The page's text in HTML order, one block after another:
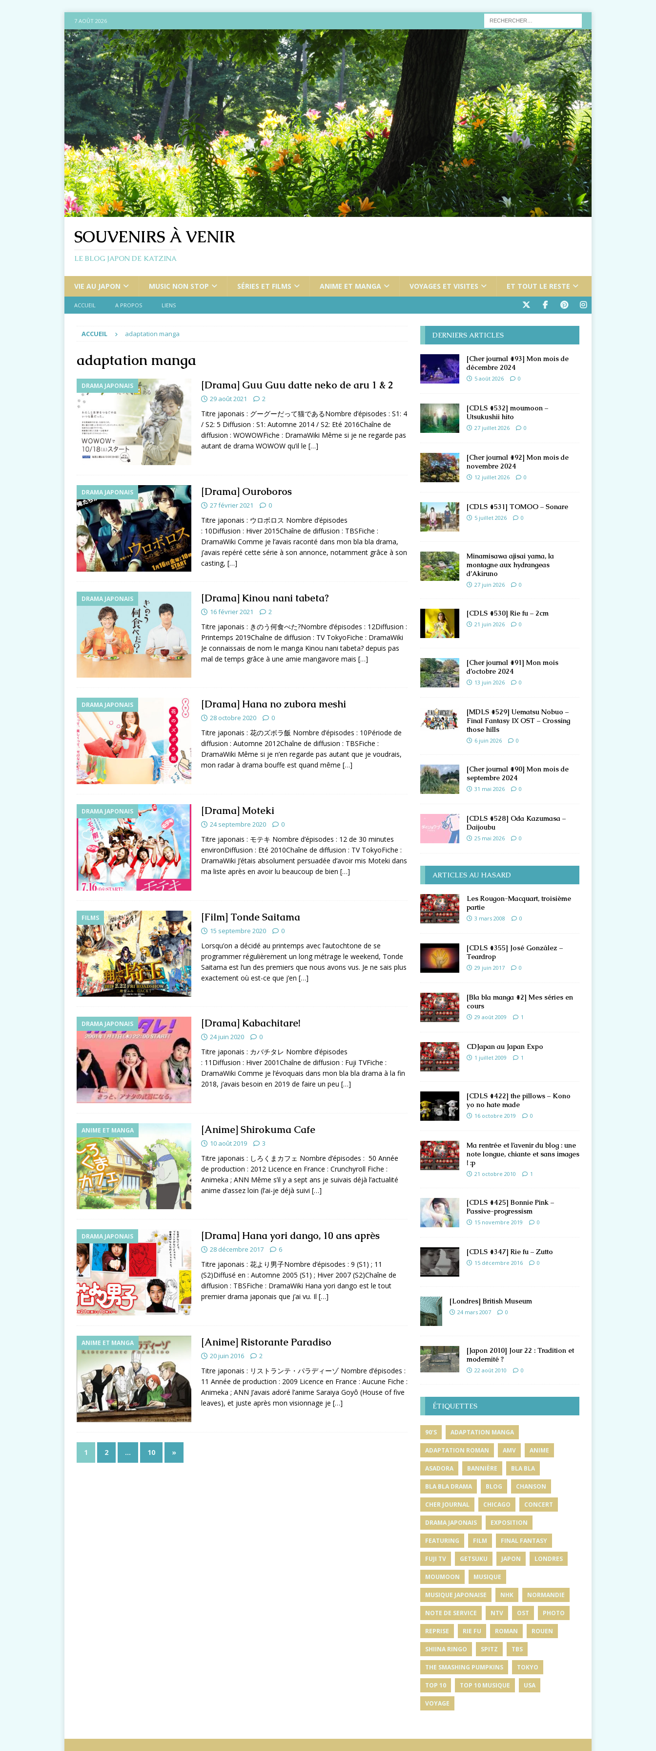
7 AOÛT 2026
SOUVENIRS À VENIR
LE BLOG JAPON DE KATZINA
VIE AU JAPON MUSIC NON STOP SÉRIES ET FILMS ANIME ET MANGA VOYAGES ET VISITES ET TOUT LE RESTE
ACCUEIL A PROPOS LIENS
ACCUEIL adaptation manga
adaptation manga
DRAMA JAPONAIS [Drama] Guu Guu datte neko de aru 1 & 2
29 août 2021 2
Titre japonais : グーグーだって猫であるNombre d’épisodes : S1: 4
/ S2: 5 Diffusion : S1: Automne 2014 / S2: Eté 2016Chaîne de
diffusion : WOWOWFiche : DramaWiki Même si je ne regarde pas
autant de drama WOWOW qu’il le […]
DRAMA JAPONAIS [Drama] Ouroboros
27 février 2021 0
Titre japonais : ウロボロス Nombre d’épisodes
: 10Diffusion : Hiver 2015Chaîne de diffusion : TBSFiche :
DramaWiki Comme je l’avais raconté dans mon bla bla drama,
j’avais repéré cette série à son annonce, notamment grâce à son
casting, […]
DRAMA JAPONAIS [Drama] Kinou nani tabeta?
16 février 2021 2
Titre japonais : きのう何食べた?Nombre d’épisodes : 12Diffusion :
Printemps 2019Chaîne de diffusion : TV TokyoFiche : DramaWiki
Je connaissais de nom le manga Kinou nani tabeta? depuis pas
mal de temps grâce à une amie mangavore mais […]
DRAMA JAPONAIS [Drama] Hana no zubora meshi
28 octobre 2020 0
Titre japonais : 花のズボラ飯 Nombre d’épisodes : 10Période de
diffusion : Automne 2012Chaîne de diffusion : TBSFiche :
DramaWiki Même si je n’en regarde pas autant que je voudrais,
mon radar à drama bouffe est quand même […]
DRAMA JAPONAIS [Drama] Moteki
24 septembre 2020 0
Titre japonais : モテキ Nombre d’épisodes : 12 de 30 minutes
environDiffusion : Eté 2010Chaîne de diffusion : TV TokyoFiche :
DramaWiki J’étais absolument persuadée d’avoir mis Moteki dans
ma liste après en avoir lu beaucoup de bien […]
FILMS [Film] Tonde Saitama
15 septembre 2020 0
Lorsqu’on a décidé au printemps avec l’autochtone de se
programmer régulièrement un long métrage le weekend, Tonde
Saitama est l’un des premiers que nous avons vus. Je ne sais plus
exactement où est-ce que j’en […]
DRAMA JAPONAIS [Drama] Kabachitare!
24 juin 2020 0
Titre japonais : カバチタレ Nombre d’épisodes
: 11Diffusion : Hiver 2001Chaîne de diffusion : Fuji TVFiche :
DramaWiki Comme je l’évoquais dans mon bla bla drama à la fin
2018, j’avais besoin en 2019 de faire un peu […]
ANIME ET MANGA [Anime] Shirokuma Cafe
10 août 2019 3
Titre japonais : しろくまカフェ Nombre d’épisodes : 50 Année
de production : 2012 Licence en France : Crunchyroll Fiche :
Animeka ; ANN Même s’il y a sept ans je suivais déjà l’actualité
anime d’assez loin (l’ai-je déjà suivi […]
DRAMA JAPONAIS [Drama] Hana yori dango, 10 ans après
28 décembre 2017 6
Titre japonais : 花より男子Nombre d’épisodes : 9 (S1) ; 11
(S2)Diffusé en : Automne 2005 (S1) ; Hiver 2007 (S2)Chaîne de
diffusion : TBSFiche : DramaWiki Hana yori dango est le tout
premier drama japonais que j’ai vu. Il […]
ANIME ET MANGA [Anime] Ristorante Paradiso
20 juin 2016 2
Titre japonais : リストランテ・パラディーゾ Nombre d’épisodes :
11 Année de production : 2009 Licence en France : Aucune Fiche :
Animeka ; ANN J’avais adoré l’anime Saraiya Goyô (House of five
leaves), et juste après mon visionnage je […]
1 2 … 10 »
DERNIERS ARTICLES
[Cher journal #93] Mon mois de
décembre 2024
5 août 2026 0
[CDLS #532] moumoon –
Utsukushii hito
27 juillet 2026 0
[Cher journal #92] Mon mois de
novembre 2024
12 juillet 2026 0
[CDLS #531] TOMOO – Sonare
5 juillet 2026 0
Minamisawa ajisai yama, la
montagne aux hydrangeas
d’Akiruno
27 juin 2026 0
[CDLS #530] Rie fu – 2cm
21 juin 2026 0
[Cher journal #91] Mon mois
d’octobre 2024
13 juin 2026 0
[MDLS #529] Uematsu Nobuo –
Final Fantasy IX OST – Crossing
those hills
6 juin 2026 0
[Cher journal #90] Mon mois de
septembre 2024
31 mai 2026 0
[CDLS #528] Oda Kazumasa –
Daijoubu
25 mai 2026 0
ARTICLES AU HASARD
Les Rougon-Macquart, troisième
partie
3 mars 2008 0
[CDLS #355] José González –
Teardrop
29 juin 2017 0
[Bla bla manga #2] Mes séries en
cours
29 août 2009 1
CDJapan au Japan Expo
1 juillet 2009 1
[CDLS #422] the pillows – Kono
yo no hate made
16 octobre 2019 0
Ma rentrée et l’avenir du blog : une
note longue, chiante et sans images
! :p
21 octobre 2010 1
[CDLS #425] Bonnie Pink –
Passive-progressism
15 novembre 2019 0
[CDLS #347] Rie fu – Zutto
15 décembre 2016 0
[Londres] British Museum
24 mars 2007 0
[Japon 2010] Jour 22 : Tradition et
modernité ?
22 août 2010 0
ÉTIQUETTES
90'S ADAPTATION MANGA
ADAPTATION ROMAN AMV ANIME
ASADORA BANNIÈRE BLA BLA
BLA BLA DRAMA BLOG CHANSON
CHER JOURNAL CHICAGO CONCERT
DRAMA JAPONAIS EXPOSITION
FEATURING FILM FINAL FANTASY
FUJI TV GETSUKU JAPON LONDRES
MOUMOON MUSIQUE
MUSIQUE JAPONAISE NHK NORMANDIE
NOTE DE SERVICE NTV OST PHOTO
REPRISE RIE FU ROMAN ROUEN
SHIINA RINGO SPITZ TBS
THE SMASHING PUMPKINS TOKYO
TOP 10 TOP 10 MUSIQUE USA
VOYAGE